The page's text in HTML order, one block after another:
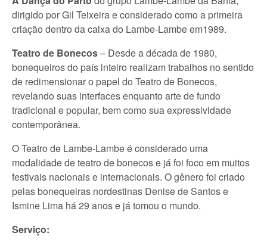
dirigido por Gil Teixeira e considerado como a primeira
criação dentro da caixa do Lambe-Lambe em1989.
Teatro de Bonecos– Desde a década de 1980,
bonequeiros do país inteiro realizam trabalhos no sentido
de redimensionar o papel do Teatro de Bonecos,
revelando suas interfaces enquanto arte de fundo
tradicional e popular, bem como sua expressividade
contemporânea.
O Teatro de Lambe-Lambe é considerado uma
modalidade de teatro de bonecos e já foi foco em muitos
festivais nacionais e internacionais. O gênero foi criado
pelas bonequeiras nordestinas Denise de Santos e
Ismine Lima há 29 anos e já tomou o mundo.
Serviço: